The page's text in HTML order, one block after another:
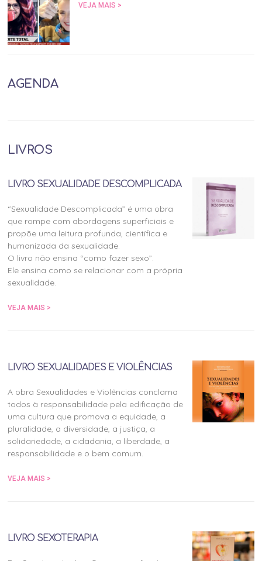
VEJA MAIS >
AGENDA
LIVROS
LIVRO SEXUALIDADE DESCOMPLICADA
“Sexualidade Descomplicada” é uma obra
que rompe com abordagens superficiais e
propõe uma leitura profunda, científica e
humanizada da sexualidade.
O livro não ensina “como fazer sexo”.
Ele ensina como se relacionar com a própria
sexualidade.
VEJA MAIS >
LIVRO SEXUALIDADES E VIOLÊNCIAS
A obra Sexualidades e Violências conclama
todos à responsabilidade pela edificação de
uma cultura que promova a equidade, a
pluralidade, a diversidade, a justiça, a
solidariedade, a cidadania, a liberdade, a
responsabilidade e o bem comum.
VEJA MAIS >
LIVRO SEXOTERAPIA